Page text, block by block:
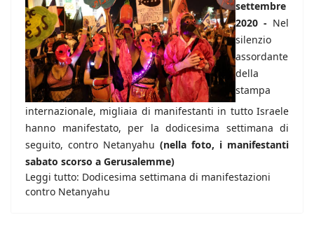
settembre
2020 - Nel
silenzio
assordante
della
stampa
internazionale, migliaia di manifestanti in tutto Israele
hanno manifestato, per la dodicesima settimana di
seguito, contro Netanyahu (nella foto, i manifestanti
sabato scorso a Gerusalemme)
Leggi tutto: Dodicesima settimana di manifestazioni
contro Netanyahu